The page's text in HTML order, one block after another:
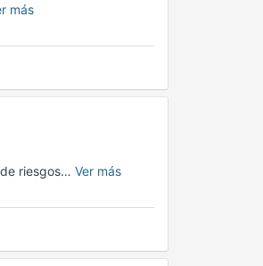
más
riesgos… Ver más